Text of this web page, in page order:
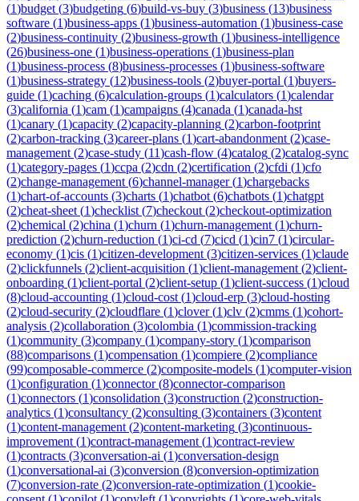
(1)budget (3)budgeting (6)build-vs-buy (3)business (13)business
software (1)business-apps (1)business-automation (1)business-case
(2)business-continuity (2)business-growth (1)business-intelligence
(26)business-one (1)business-operations (1)business-plan
(1)business-process (8)business-processes (1)business-software
(1)business-strategy (12)business-tools (2)buyer-portal (1)buyers-
guide (1)caching (6)calculation-groups (1)calculators (1)calendar
(3)california (1)cam (1)campaigns (4)canada (1)canada-hst
(1)canary (1)capacity (2)capacity-planning (2)carbon-footprint
(2)carbon-tracking (3)career-plans (1)cart-abandonment (2)case-
management (2)case-study (11)cash-flow (4)catalog (2)catalog-sync
(1)category-pages (1)ccpa (2)cdn (2)certification (2)cfdi (1)cfo
(2)change-management (6)channel-manager(1)chargebacks
(1)chart-of-accounts (3)charts (1)chatbot (6)chatbots (1)chatgpt
(2)cheat-sheet (1)checklist (7)checkout (2)checkout-optimization
(2)chemical (2)china (1)churn (1)churn-management (1)churn-
prediction (2)churn-reduction (1)ci-cd (7)cicd (1)cin7 (1)circular-
economy (1)cis (1)citizen-development (3)citizen-services (1)claude
(2)clickfunnels (2)client-acquisition (1)client-management (2)client-
onboarding (1)client-portal (2)client-setup (1)client-success (1)cloud
(8)cloud-accounting (1)cloud-cost (1)cloud-erp (3)cloud-hosting
(2)cloud-security (2)cloudflare (1)clover(1)clv (2)cmms (1)cohort-
analysis (2)collaboration (3)colombia (1)commission-tracking
(1)community (3)company (1)company-story (1)comparison
(88)comparisons (1)compensation (1)compiere (2)compliance
(99)composable-commerce (2)composite-models (1)computer-vision
(1)configuration (1)connector(8)connector-comparison
(1)connectors (1)consolidation (3)construction (2)construction-
analytics (1)consultancy (2)consulting (3)containers (3)content
(1)content-management (2)content-marketing (3)continuous-
improvement (1)contract-management (1)contract-review
(1)contracts (3)conversation-ai (1)conversation-design
(1)conversational-ai (3)conversion (8)conversion-optimization
(7)conversion-rate (2)conversion-rate-optimization (1)cookie-